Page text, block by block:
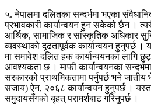
५. नेपालमा दलितका सन्दर्भमा भएका
प्रभावकारी कार्यान्वयन हुन सकेको छैन ।
आर्थिक, सामाजिक र सांस्कृतिक अधिकार
व्यवस्थाको दृढतापूर्वक कार्यान्वयन हुनुपर्छ
मा समावेश दलित हक कार्यान्वयनका लागि
आवश्यकता छ । माफी कार्यान्वयनका
सरकारको प्राथमिकतामा पर्नुपर्छ भने
सजाय) ऐन, २०६८ कार्यान्वयन हुनुपर्छ ।
समुदायसँगको बृहत् परामर्शबाट गरिनुपर्छ ।